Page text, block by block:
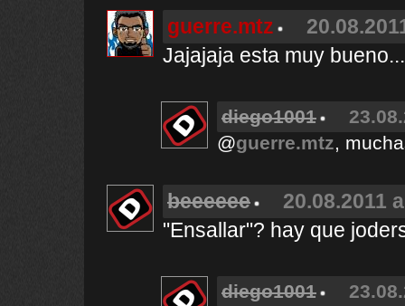
guerre.mtz
Jajajaja esta muy
diego1001
@guerre.mtz,
beeeeee
20.08.2011
"Ensallar"? hay que
diego1001